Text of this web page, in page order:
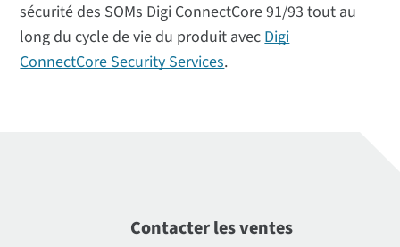
sécurité des SOMs Digi ConnectCore 91/93 tout au
long du cycle de vie du produit avecDigi
ConnectCore Security Services.
Contacter les ventes